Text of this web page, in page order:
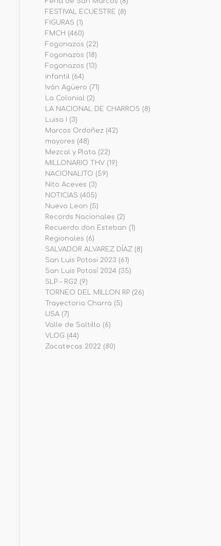
FESTIVAL ECUESTRE (8)
FIGURAS (1)
FMCH (460)
Fogonazos (22)
Fogonazos (18)
Fogonazos (13)
infantil
(64)
Iván Agüero (71)
La Colonial
(2)
LA NACIONAL DE CHARROS (8)
Luisa I
(3)
Marcos Ordoñez (42)
mayores (48)
Mezcal y Plata (22)
MILLONARIO THV (19)
NACIONALITO (59)
Nito Aceves (3)
NOTICIAS (405)
Nuevo Leon (5)
Records Nacionales (2)
Recuerdo don Esteban (1)
Regionales (6)
SALVADOR ALVAREZ DÍAZ (8)
San Luis Potosi 2023 (61)
San Luis Potosí 2024 (35)
SLP – RG2 (9)
TORNEO DEL MILLON RP (26)
Trayectoria Charra (5)
USA (7)
Valle de Saltillo (6)
VLOG (44)
Zacatecas 2022 (80)